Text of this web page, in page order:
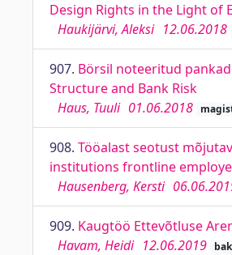
Design Rights in the Light of
Haukijärvi, Aleksi 12.06.2018
907. Börsil noteeritud
Structure and Bank Risk
Haus, Tuuli 01.06.2018
908. Tööalast seotust
institutions frontline
Hausenberg, Kersti
909. Kaugtöö Ettevõtluse
Havam, Heidi 12.06.2019